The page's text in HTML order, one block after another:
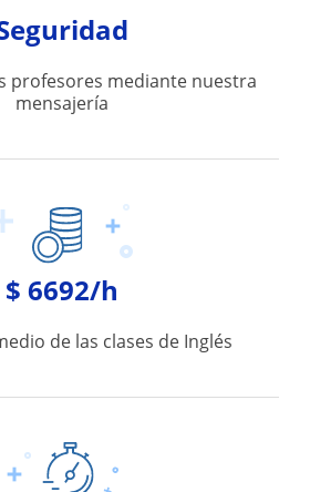
profesores mediante nuestra
mensajería
$ 6692/h
de las clases de Inglés